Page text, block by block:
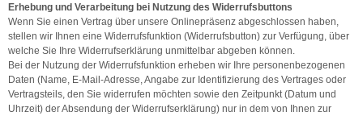
Erhebung und Verarbeitung bei Nutzung des Widerrufsbuttons
Wenn Sie einen Vertrag über unsere Onlinepräsenz abgeschlossen haben,
stellen wir Ihnen eine Widerrufsfunktion (Widerrufsbutton) zur Verfügung, über
welche Sie Ihre Widerrufserklärung unmittelbar abgeben können.
Bei der Nutzung der Widerrufsfunktion erheben wir Ihre personenbezogenen
Daten (Name, E-Mail-Adresse, Angabe zur Identifizierung des Vertrages oder
Vertragsteils, den Sie widerrufen möchten sowie den Zeitpunkt (Datum und
Uhrzeit) der Absendung der Widerrufserklärung) nur in dem von Ihnen zur